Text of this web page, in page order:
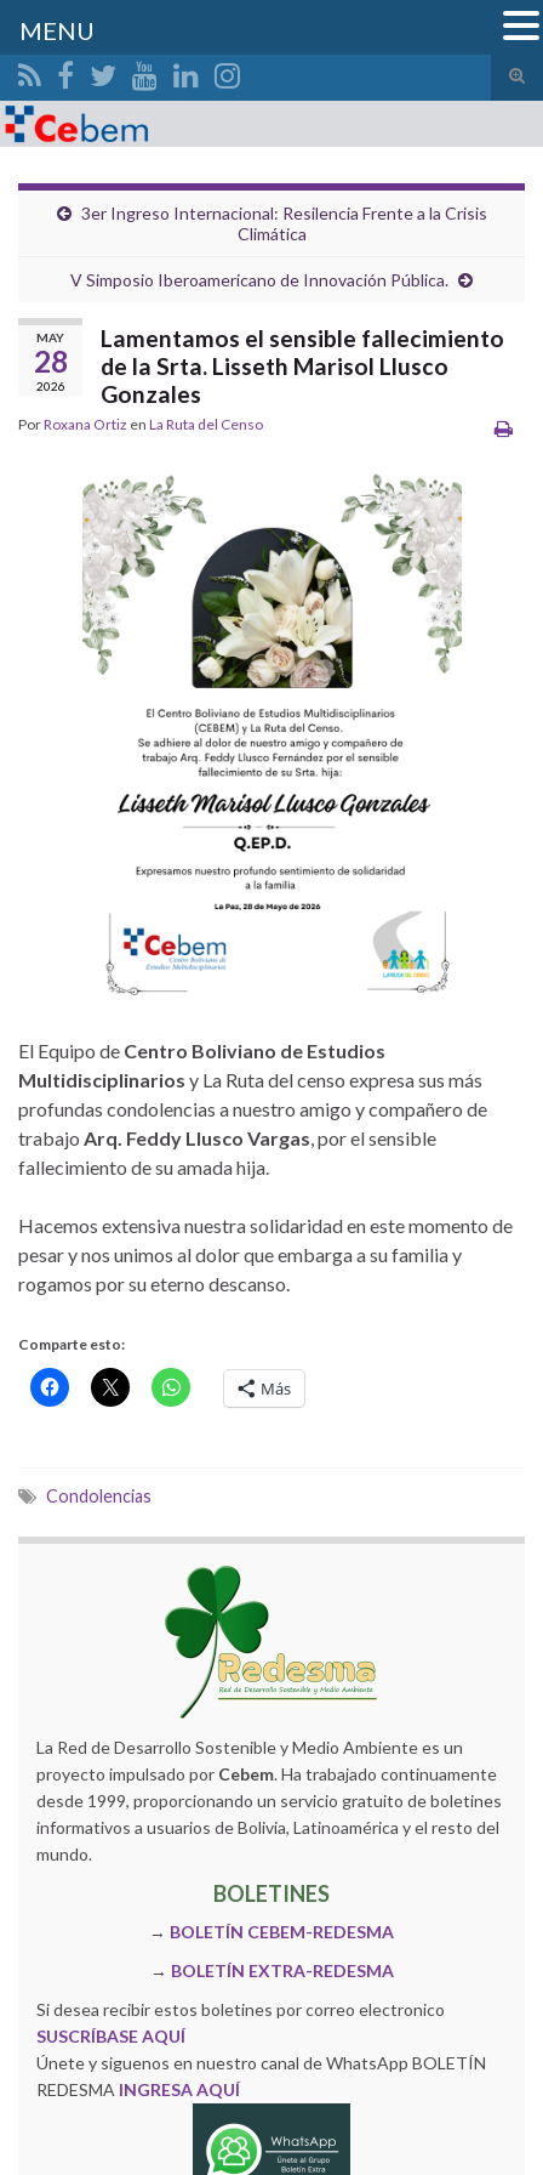
el
Search for:
3er Ingreso Internacional: Resilencia Frente a la Crisis
Climática
V Simposio Iberoamericano de Innovación Pública.
MAY
28
2026
Lamentamos el sensible fallecimiento
de la Srta. Lisseth Marisol Llusco
Gonzales
PorRoxana Ortiz en La Ruta del Censo
El Equipo de Centro Boliviano de Estudios
Multidisciplinarios y La Ruta del censo expresa sus más
profundas condolencias a nuestro amigo y compañero de
trabajo Arq. Feddy Llusco Vargas, por el sensible
fallecimiento de su amada hija.
Hacemos extensiva nuestra solidaridad en este momento de
pesar y nos unimos al dolor que embarga a su familia y
rogamos por su eterno descanso.
Comparte esto:
Más
Condolencias
La Red de Desarrollo Sostenible y Medio Ambiente es un
proyecto impulsado por Cebem. Ha trabajado continuamente
desde 1999, proporcionando un servicio gratuito de boletines
informativos a usuarios de Bolivia, Latinoamérica y el resto del
mundo.
BOLETINES
→ BOLETÍN CEBEM-REDESMA
→ BOLETÍN EXTRA-REDESMA
Si desea recibir estos boletines por correo electronico
SUSCRÍBASE AQUÍ
Únete y siguenos en nuestro canal de WhatsApp BOLETÍN
REDESMA INGRESA AQUÍ
MENU